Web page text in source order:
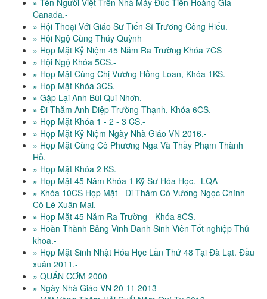
» Tên Người Việt Trên Nhà Máy Đúc Tiền Hoàng Gia
Canada.-
» Hội Thoại Với Giáo Sư Tiến Sĩ Trương Công Hiếu.
» Hội Ngộ Cùng Thúy Quỳnh
» Họp Mặt Kỷ Niệm 45 Năm Ra Trường Khóa 7CS
» Hội Ngộ Khóa 5CS.-
» Họp Mặt Cùng Chị Vương Hồng Loan, Khóa 1KS.-
» Họp Mặt Khóa 3CS.-
» Gặp Lại Anh Bùi Qui Nhơn.-
» Đi Thăm Anh Diệp Trường Thạnh, Khóa 6CS.-
» Họp Mặt Khóa 1 - 2 - 3 CS.-
» Họp Mặt Kỷ Niệm Ngày Nhà Giáo VN 2016.-
» Họp Mặt Cùng Cô Phương Nga Và Thầy Phạm Thành
Hỗ.
» Họp Mặt Khóa 2 KS.
» Họp Mặt 45 Năm Khóa 1 Kỹ Sư Hóa Học.- LQA
» Khóa 10CS Họp Mặt - Đi Thăm Cô Vương Ngọc Chính -
Cô Lê Xuân Mai.
» Họp Mặt 45 Năm Ra Trường - Khóa 8CS.-
» Hoàn Thành Bảng Vinh Danh Sinh Viên Tốt nghiệp Thủ
khoa.-
» Họp Mặt Sinh Nhật Hóa Học Lần Thứ 48 Tại Đà Lạt. Đầu
xuân 2011.-
» QUÁN CƠM 2000
» Ngày Nhà Giáo VN 20 11 2013